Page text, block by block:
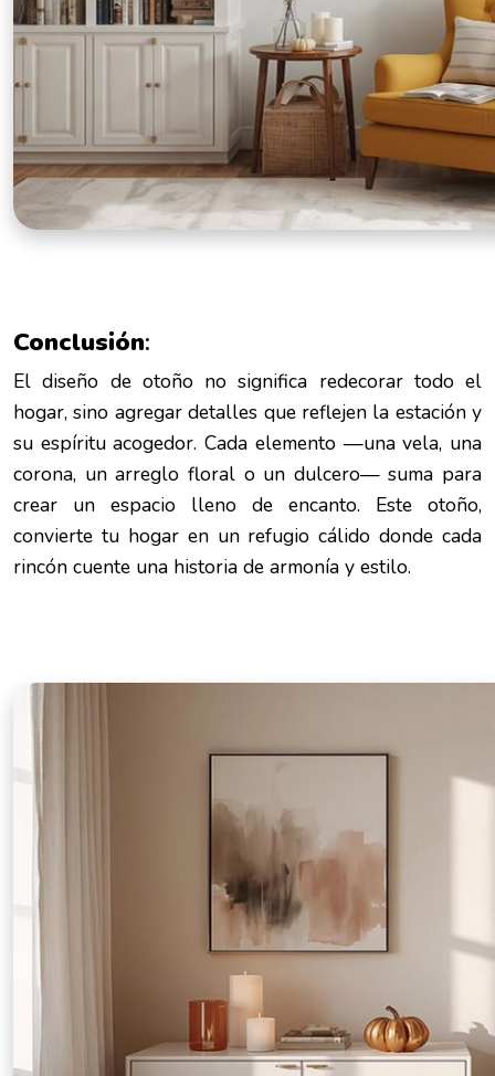
Conclusión:
El diseño de otoño no significa redecorar todo el
hogar, sino agregar detalles que reflejen la estación y
su espíritu acogedor. Cada elemento —una vela, una
corona, un arreglo floral o un dulcero— suma para
crear un espacio lleno de encanto. Este otoño,
convierte tu hogar en un refugio cálido donde cada
rincón cuente una historia de armonía y estilo.